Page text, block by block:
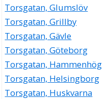
Torsgatan, Glumslöv
Torsgatan, Grillby
Torsgatan, Gävle
Torsgatan, Göteborg
Torsgatan, Hammenhög
Torsgatan, Helsingborg
Torsgatan, Huskvarna